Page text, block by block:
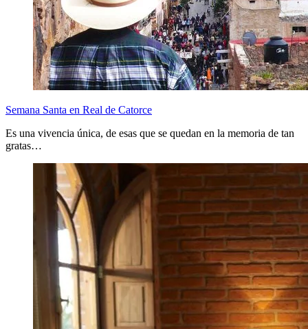
Semana Santa en Real de Catorce
Es una vivencia única, de esas que se quedan en la memoria de tan
gratas…